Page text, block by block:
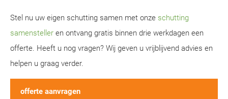
Stel nu uw eigen schutting samen met onze schutting
samensteller en ontvang gratis binnen drie werkdagen een
offerte. Heeft u nog vragen? Wij geven u vrijblijvend advies en
helpen u graag verder.
offerte aanvragen